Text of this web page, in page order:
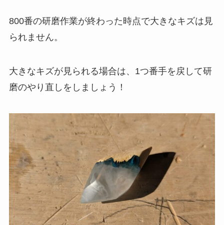
800番の研磨作業が終わった時点で大きなキズは見
られません。
大きなキズが見られる場合は、1つ番手を戻して研
磨のやり直しをしましょう！